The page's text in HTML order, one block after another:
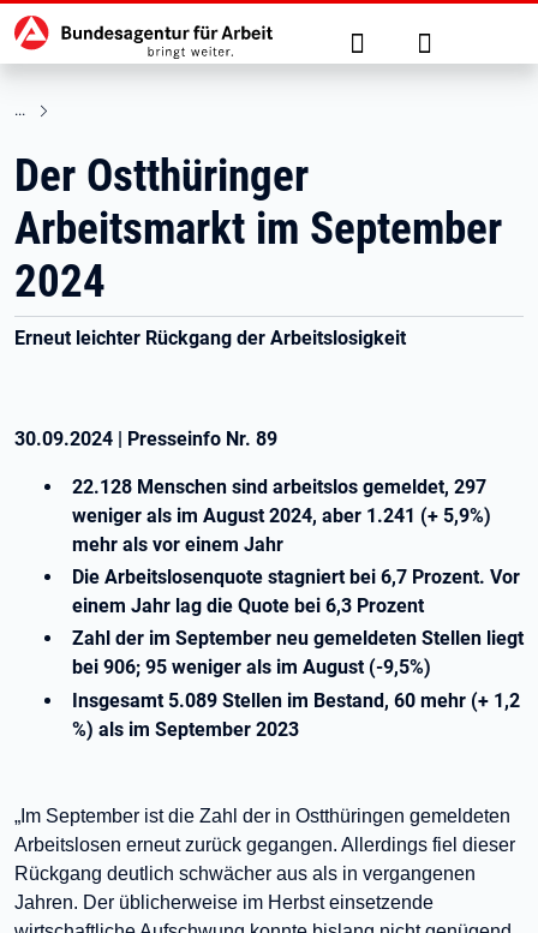
zu den Hauptinhalten springen
Hauptnavigation Suche Anmelden
Der Ostthüringer
Arbeitsmarkt im September
2024
Erneut leichter Rückgang der Arbeitslosigkeit
30.09.2024 | Presseinfo Nr. 89
22.128 Menschen sind arbeitslos gemeldet, 297
weniger als im August 2024, aber 1.241 (+ 5,9%)
mehr als vor einem Jahr
Die Arbeitslosenquote stagniert bei 6,7 Prozent. Vor
einem Jahr lag die Quote bei 6,3 Prozent
Zahl der im September neu gemeldeten Stellen liegt
bei 906; 95 weniger als im August (-9,5%)
Insgesamt 5.089 Stellen im Bestand, 60 mehr (+ 1,2
%) als im September 2023
„Im September ist die Zahl der in Ostthüringen gemeldeten
Arbeitslosen erneut zurück gegangen. Allerdings fiel dieser
Rückgang deutlich schwächer aus als in vergangenen
Jahren. Der üblicherweise im Herbst einsetzende